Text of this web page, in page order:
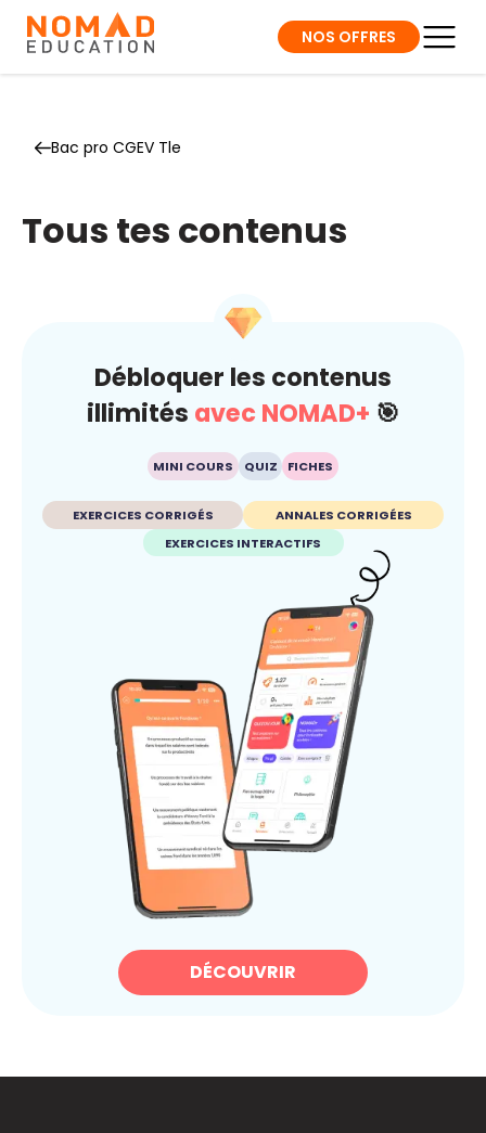
NOS OFFRES
Bac pro CGEV Tle
Tous tes contenus
Débloquer les contenus
illimités avec NOMAD+ 🎯
MINI COURS QUIZ FICHES
EXERCICES CORRIGÉS
ANNALES CORRIGÉES
EXERCICES INTERACTIFS
DÉCOUVRIR